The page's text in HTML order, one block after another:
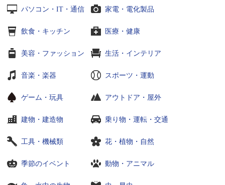
パソコン・IT・通信 家電・電化製品
飲食・キッチン 医療・健康
美容・ファッション 生活・インテリア
音楽・楽器 スポーツ・運動
ゲーム・玩具 アウトドア・屋外
建物・建造物 乗り物・運転・交通
工具・機械類 花・植物・自然
季節のイベント 動物・アニマル